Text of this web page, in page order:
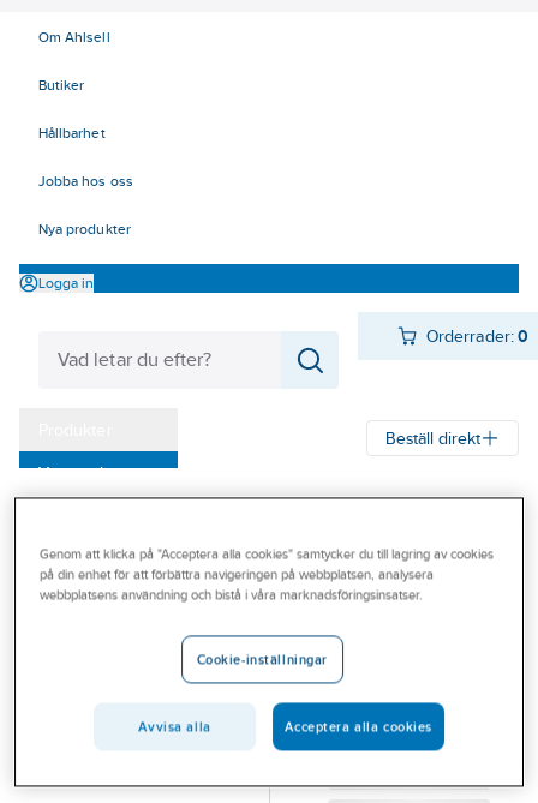
Om Ahlsell
Butiker
Hållbarhet
Jobba hos oss
Nya produkter
Logga in
Orderrader:0
Varumärken
Outlet
Branscher
Beställ direkt
ASSA
WC-BEHÖR ASSA
5265-50 N
Lev. artikelnr: 128442
Genom att klicka på "Acceptera alla cookies" samtycker du till lagring av cookies
på din enhet för att förbättra navigeringen på webbplatsen, analysera
webbplatsens användning och bistå i våra marknadsföringsinsatser.
Cookie-inställningar
Avvisa alla Acceptera alla cookies